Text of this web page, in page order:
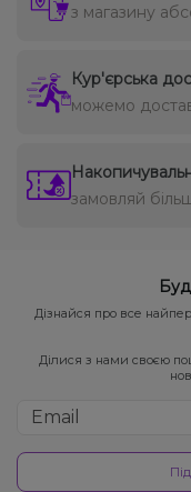
з магазину
Кур'єрська
можемо
замовляй
Дізнайся про все
Ділися з нами своєю